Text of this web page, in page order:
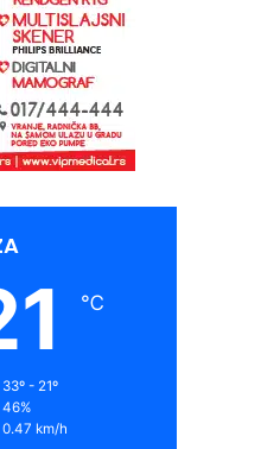
℃
33º - 21º
46%
0.47 km/h